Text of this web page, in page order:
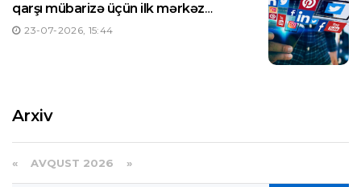
qarşı mübarizə üçün ilk mərkəz
yaradılıb
23-07-2026, 15:44
Arxiv
« AVQUST 2026 »